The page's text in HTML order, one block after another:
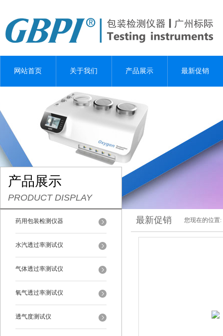
网站首页 关于我们 产品展示 最新促销
产品展示
PRODUCT DISPLAY
药用包装检测仪器
水汽透过率测试仪
气体透过率测试仪
氧气透过率测试仪
透气度测试仪
最新促销 您现在的位置: